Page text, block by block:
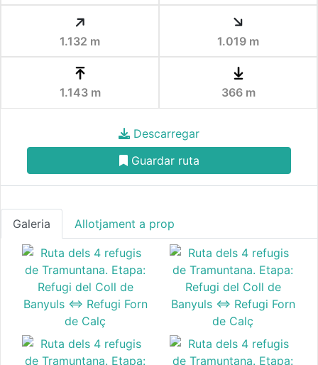
1.132 m 1.019 m
1.143 m 366 m
Descarregar
Guardar ruta
Galeria Allotjament a prop